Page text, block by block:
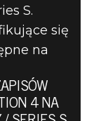
S.
się
na
4 NA